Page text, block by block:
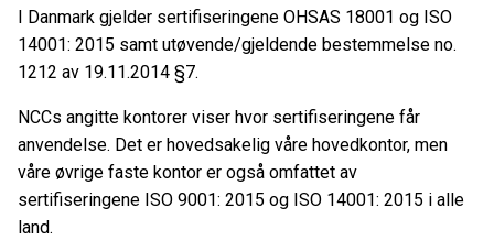
I Danmark gjelder sertifiseringene OHSAS 18001 og ISO
14001: 2015 samt utøvende/gjeldende bestemmelse no.
1212 av 19.11.2014 §7.
NCCs angitte kontorer viser hvor sertifiseringene får
anvendelse. Det er hovedsakelig våre hovedkontor, men
våre øvrige faste kontor er også omfattet av
sertifiseringene ISO 9001: 2015 og ISO 14001: 2015 i alle
land.